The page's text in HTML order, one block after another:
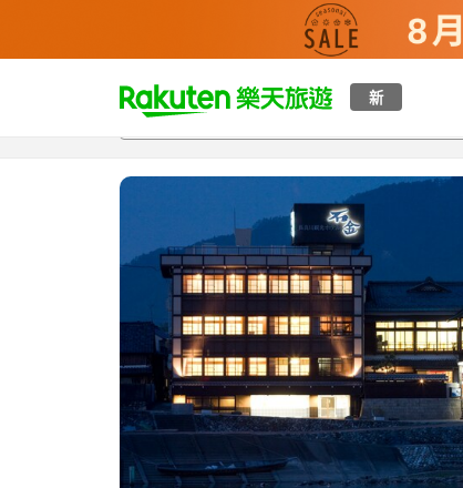
新
t
p
a
s
c
h
總覽客房與方案評語特點設施